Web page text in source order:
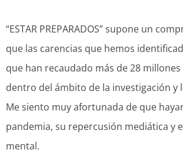
“ESTAR PREPARADOS” supone un
que las carencias que hemos
que han recaudado más de 28
dentro del ámbito de la investigación y
Me siento muy afortunada de que
pandemia, su repercusión mediática y
mental.